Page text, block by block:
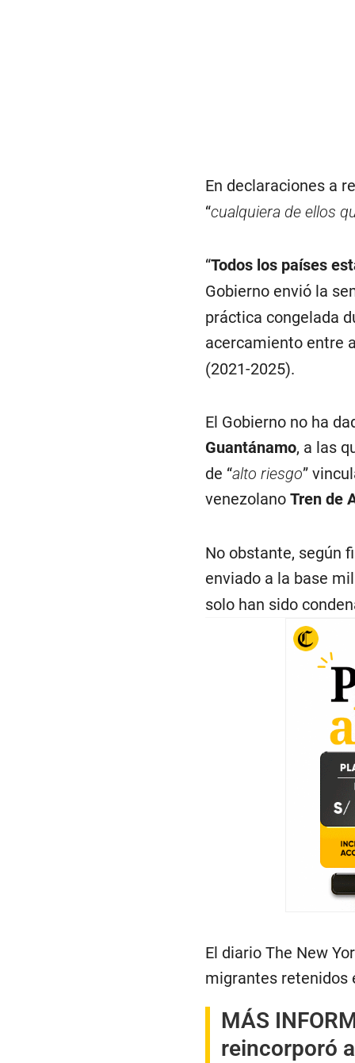
En declaraciones a
“cualquiera de ellos
“Todos los países
Gobierno envió la
práctica congelada
acercamiento entre
(2021-2025).
El Gobierno no ha
Guantánamo, a las
de “alto riesgo”
venezolano Tren de
No obstante, según
enviado a la base
solo han sido
El diario The New
migrantes retenidos
MÁS
reincorporó